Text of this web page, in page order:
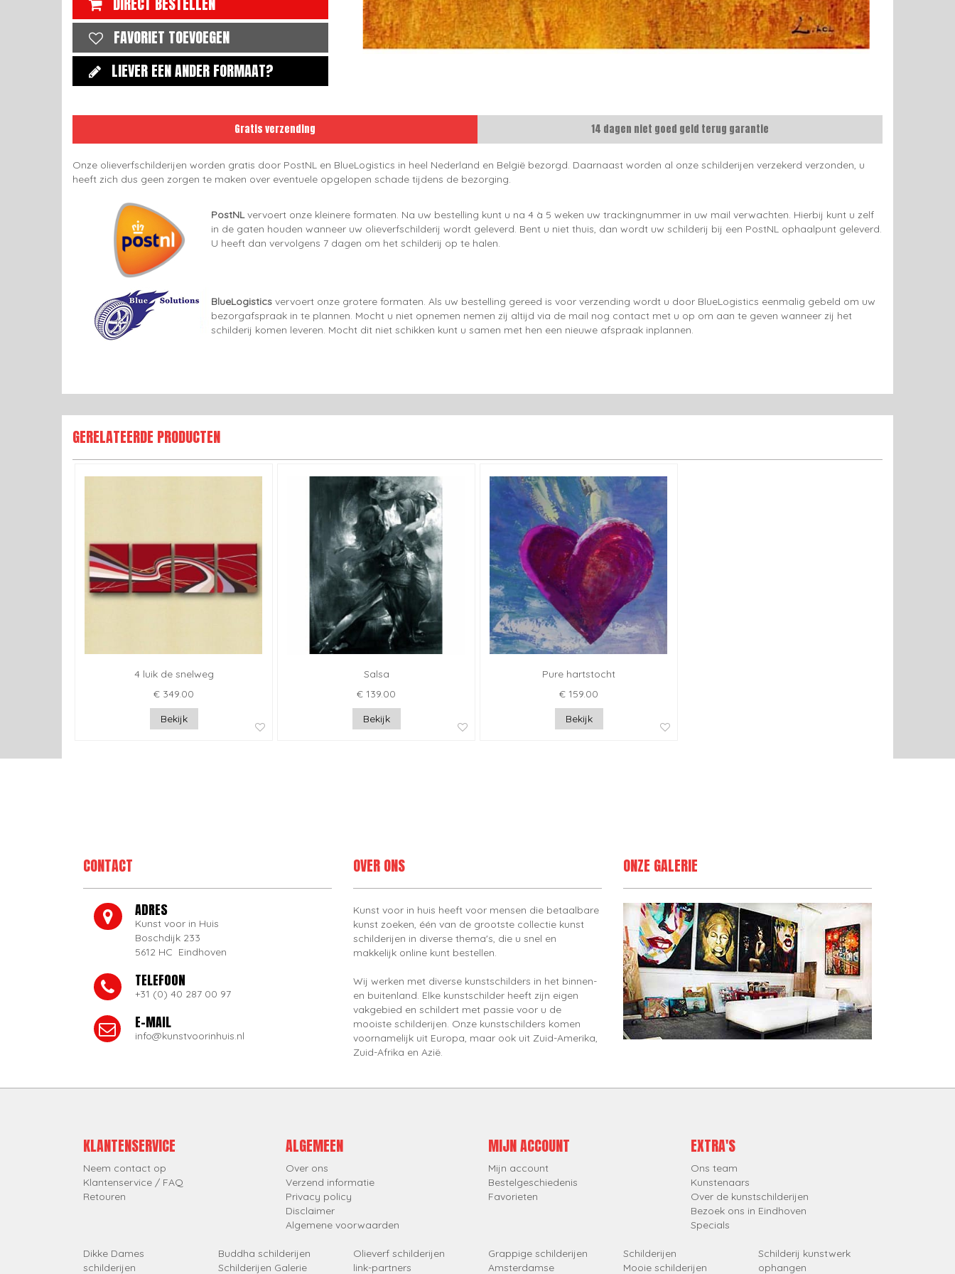
FAVORIET TOEVOEGEN
LIEVER EEN ANDER FORMAAT?
Gratis verzending 14 dagen niet goed geld terug garantie
Onze olieverfschilderijen worden gratis door PostNL en BlueLogistics in heel Nederland en België bezorgd. Daarnaast worden al onze schilderijen verzekerd verzonden, u
heeft zich dus geen zorgen te maken over eventuele opgelopen schade tijdens de bezorging.
PostNLvervoert onze kleinere formaten. Na uw bestelling kunt u na 4 à 5 weken uw trackingnummer in uw mail verwachten. Hierbij kunt u zelf
in de gaten houden wanneer uw olieverfschilderij wordt geleverd. Bent u niet thuis, dan wordt uw schilderij bij een PostNL ophaalpunt geleverd.
U heeft dan vervolgens 7 dagen om het schilderij op te halen.
BlueLogistics vervoert onze grotere formaten. Als uw bestelling gereed is voor verzending wordt u door BlueLogistics eenmalig gebeld om uw
bezorgafspraak in te plannen. Mocht u niet opnemen nemen zij altijd via de mail nog contact met u op om aan te geven wanneer zij het
schilderij komen leveren. Mocht dit niet schikken kunt u samen met hen een nieuwe afspraak inplannen.
GERELATEERDE PRODUCTEN
4 luik de snelweg
€ 349.00
Bekijk
Salsa
€ 139.00
Bekijk
Pure hartstocht
€ 159.00
Bekijk
CONTACT
ADRES
Kunst voor in Huis
Boschdijk 233
5612 HC Eindhoven
TELEFOON
+31 (0) 40 287 00 97
E-MAIL
info@kunstvoorinhuis.nl
OVER ONS
Kunst voor in huis heeft voor mensen die betaalbare
kunst zoeken, één van de grootste collectie kunst
schilderijen in diverse thema's, die u snel en
makkelijk online kunt bestellen.
Wij werken met diverse kunstschilders in het binnen-
en buitenland. Elke kunstschilder heeft zijn eigen
vakgebied en schildert met passie voor u de
mooiste schilderijen. Onze kunstschilders komen
voornamelijk uit Europa, maar ook uit Zuid-Amerika,
Zuid-Afrika en Azië.
ONZE GALERIE
KLANTENSERVICE
Neem contact op
Klantenservice / FAQ
Retouren
ALGEMEEN
Over ons
Verzend informatie
Privacy policy
Disclaimer
Algemene voorwaarden
MIJN ACCOUNT
Mijn account
Bestelgeschiedenis
Favorieten
EXTRA'S
Ons team
Kunstenaars
Over de kunstschilderijen
Bezoek ons in Eindhoven
Specials
Dikke Dames
schilderijen
Buddha schilderijen
Schilderijen Galerie
Olieverf schilderijen
link-partners
Grappige schilderijen
Amsterdamse
Schilderijen
Mooie schilderijen
Schilderij kunstwerk
ophangen